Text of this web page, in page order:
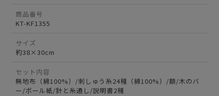
商品番号
KT-KF1355
サイズ
約38×30cm
セット内容
無地布（綿100%）/刺しゅう糸24種（綿100%）/額/木のバ
ー/ボール紙/針と糸通し/説明書2種